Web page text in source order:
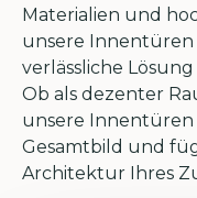
Materialien und
unsere
verlässliche
Ob als dezenter
unsere Innentüren
Gesamtbild und
Architektur Ihres